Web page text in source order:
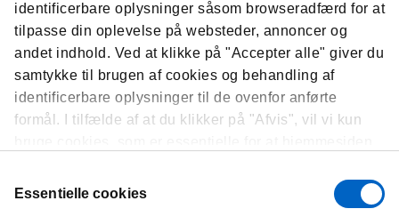
identificerbare oplysninger såsom browseradfærd for at
tilpasse din oplevelse på websteder, annoncer og
andet indhold. Ved at klikke på "Accepter alle" giver du
samtykke til brugen af ​​cookies og behandling af
identificerbare oplysninger til de ovenfor anførte
formål. I tilfælde af at du klikker på "Afvis", vil vi kun
optimere og personliggøre vores hjemmeside. Du kan
Essentielle cookies
categories
patients Aanvullende oplossingen
Responsibility
Blogs
blog-entries